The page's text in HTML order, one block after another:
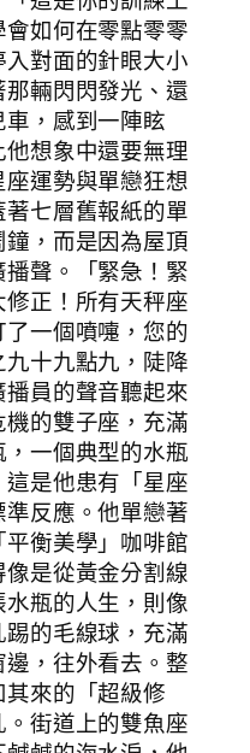
如何在零點零零
對面的針眼大小
輛閃閃發光、還
，感到一陣眩
想象中還要無理
運勢與單戀狂想
七層舊報紙的單
，而是因為屋頂
聲。「緊急！緊
正！所有天秤座
一個噴嚏，您的
十九點九，陡降
員的聲音聽起來
的雙子座，充滿
一個典型的水瓶
是他患有「星座
反應。他單戀著
衡美學」咖啡館
是從黃金分割線
瓶的人生，則像
的毛線球，充滿
，往外看去。整
來的「超級修
街道上的雙魚座